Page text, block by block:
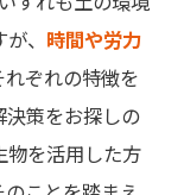
、 時間や労力
ぞれの特徴を
策をお探しの
物を活用した方